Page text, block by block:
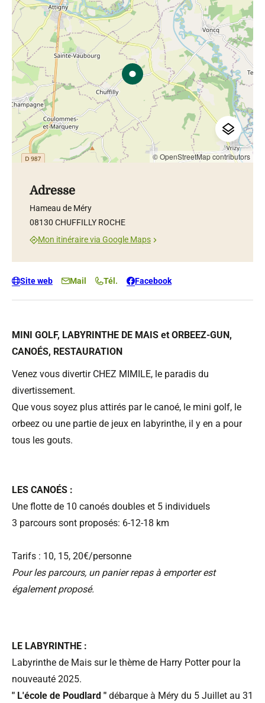
MINI GOLF, LABYRINTHE DE MAIS et ORBEEZ-GUN,
CANOÉS, RESTAURATION
Venez vous divertir CHEZ MIMILE, le paradis du
divertissement.
Que vous soyez plus attirés par le canoé, le mini golf, le
orbeez ou une partie de jeux en labyrinthe, il y en a pour
tous les gouts.
LES CANOÉS :
Une flotte de 10 canoés doubles et 5 individuels
3 parcours sont proposés: 6-12-18 km
Tarifs : 10, 15, 20€/personne
Pour les parcours, un panier repas à emporter est
également proposé.
LE LABYRINTHE :
Labyrinthe de Mais sur le thème de Harry Potter pour la
nouveauté 2025.
" L'école de Poudlard " débarque à Méry du 5 Juillet au 31
© OpenStreetMap contributors
Adresse
Hameau de Méry
08130 CHUFFILLY ROCHE
Mon itinéraire via Google Maps
Site web Mail Tél. Facebook